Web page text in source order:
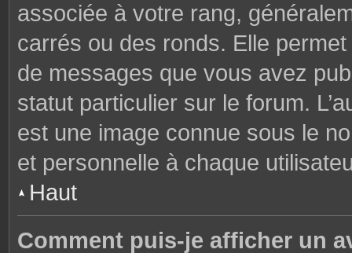
associée à votre rang,
carrés ou des ronds. Elle
de messages que vous avez
statut particulier sur le forum.
est une image connue sous le
et personnelle à chaque
Haut
Comment puis-je afficher un